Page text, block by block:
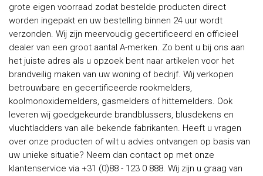
grote eigen voorraad zodat bestelde producten direct
worden ingepakt en uw bestelling binnen 24 uur wordt
verzonden. Wij zijn meervoudig gecertificeerd en officieel
dealer van een groot aantal A-merken. Zo bent u bij ons aan
het juiste adres als u opzoek bent naar artikelen voor het
brandveilig maken van uw woning of bedrijf. Wij verkopen
betrouwbare en gecertificeerde rookmelders,
koolmonoxidemelders, gasmelders of hittemelders. Ook
leveren wij goedgekeurde brandblussers, blusdekens en
vluchtladders van alle bekende fabrikanten. Heeft u vragen
over onze producten of wilt u advies ontvangen op basis van
uw unieke situatie? Neem dan contact op met onze
klantenservice via +31 (0)88 - 123 0 888. Wij zijn u graag van